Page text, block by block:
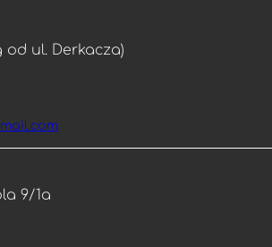
ul. Derkacza)
9/1a